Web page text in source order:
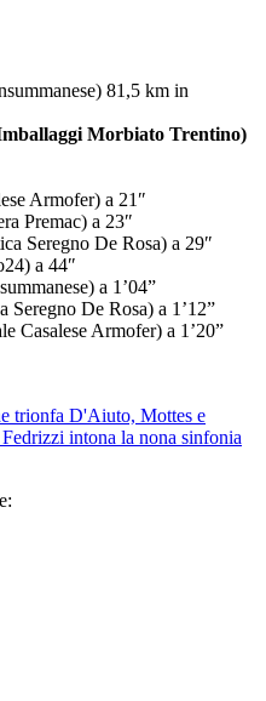
81,5 km in
Morbiato Trentino)
Armofer) a 21″
Premac) a 23″
Seregno De Rosa) a 29″
a 44″
a 1’04”
Seregno De Rosa) a 1’12”
Casalese Armofer) a 1’20”
trionfa D'Aiuto, Mottes e
intona la nona sinfonia